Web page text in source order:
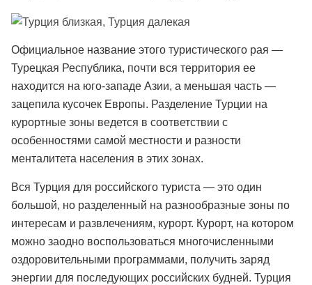
Официальное название этого туристического рая —
Турецкая Республика, почти вся территория ее
находится на юго-западе Азии, а меньшая часть —
зацепила кусочек Европы. Разделение Турции на
курортные зоны ведется в соответствии с
особенностями самой местности и разности
менталитета населения в этих зонах.
Вся Турция для российского туриста — это один
большой, но разделенный на разнообразные зоны по
интересам и развлечениям, курорт. Курорт, на котором
можно заодно воспользоваться многочисленными
оздоровительными программами, получить заряд
энергии для последующих российских будней. Турция